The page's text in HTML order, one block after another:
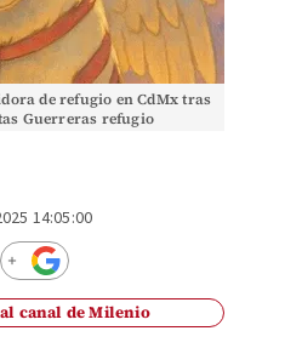
de refugio en CdMx tras
Guerreras refugio
14:05:00
canal de Milenio